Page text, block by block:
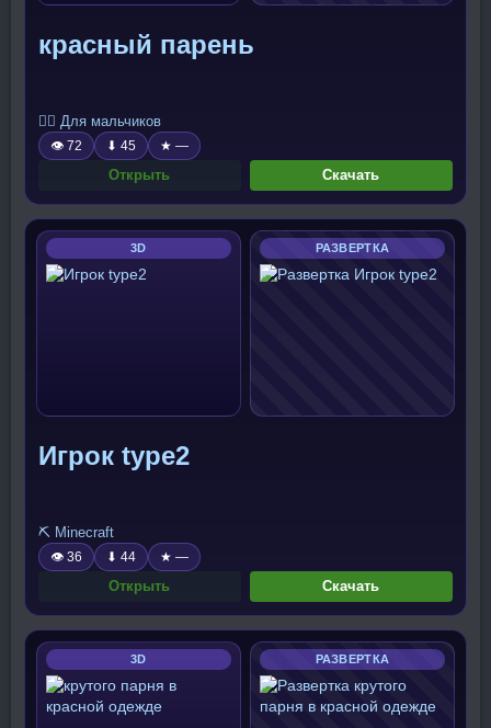
красный парень
🧍‍♂️ Для мальчиков
👁 72 ⬇ 45 ★ —
Открыть Скачать
3D РАЗВЕРТКА
Игрок type2
⛏️ Minecraft
👁 36 ⬇ 44 ★ —
Открыть Скачать
3D РАЗВЕРТКА